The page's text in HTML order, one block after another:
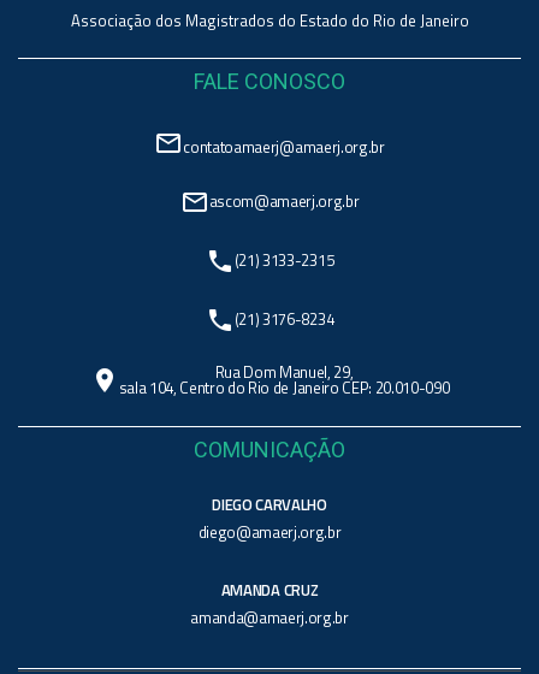
Associação dos Magistrados do Estado do Rio de Janeiro
FALE CONOSCO
mail_outlinecontatoamaerj@amaerj.org.br
mail_outlineascom@amaerj.org.br
phone (21) 3133-2315
phone (21) 3176-8234
location_on Rua Dom Manuel, 29,
sala 104, Centro do Rio de Janeiro CEP: 20.010-090
COMUNICAÇÃO
DIEGO CARVALHO
diego@amaerj.org.br
AMANDA CRUZ
amanda@amaerj.org.br